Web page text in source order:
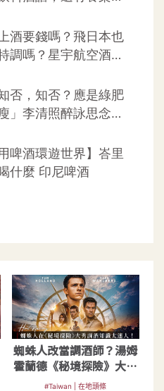
蜘蛛人改當調酒師？湯姆
霍蘭德《秘境探險》大秀
調酒知識已太迷人
#Taiwan | 在地頭條